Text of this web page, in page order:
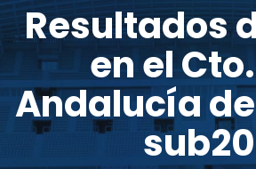
Resultados
en el
Andalucía
sub20